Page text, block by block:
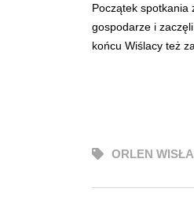
Początek spotkania
gospodarze i
końcu Wiślacy też
ORLEN